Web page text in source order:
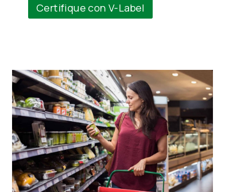
Certifique con V-Label